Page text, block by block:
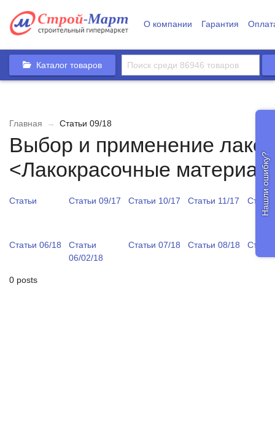
О компании Гарантия
Каталог товаров
Главная → Статьи 09/18
Выбор и применение
<Лакокрасочные
Статьи Статьи 09/17 Статьи 10/17 Статьи 11/17
Статьи 06/18
Статьи
06/02/18
Статьи 07/18 Статьи 08/18
0 posts
Нашли ошибку?